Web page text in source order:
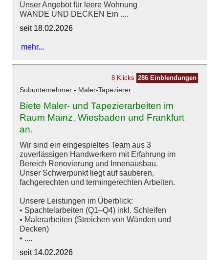
Unser Angebot für leere Wohnung
WÄNDE UND DECKEN Ein ....
seit 18.02.2026
mehr...
8 Klicks 286 Einblendungen
Subunternehmer - Maler-Tapezierer
Biete Maler- und Tapezierarbeiten im
Raum Mainz, Wiesbaden und Frankfurt
an.
Wir sind ein eingespieltes Team aus 3
zuverlässigen Handwerkern mit Erfahrung im
Bereich Renovierung und Innenausbau.
Unser Schwerpunkt liegt auf sauberen,
fachgerechten und termingerechten Arbeiten.
Unsere Leistungen im Überblick:
• Spachtelarbeiten (Q1–Q4) inkl. Schleifen
• Malerarbeiten (Streichen von Wänden und
Decken)
• ....
seit 14.02.2026